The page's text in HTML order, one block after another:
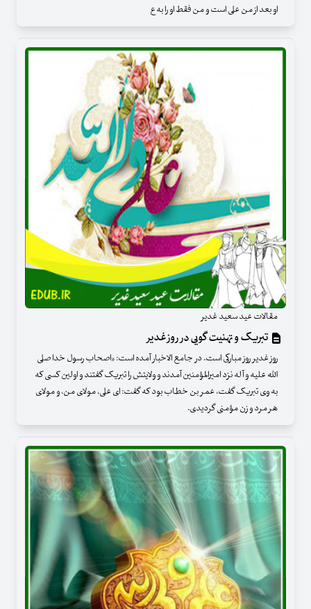
او بعد از من علی است و من فقط او را به ع
مقالات عید سعید غدیر
تبریک و تهنیت گویی در روز غدیر
روز غدیر روز مبارکی است. در جامع الاخبار آمده است: «اصحاب رسول خدا صلی
الله علیه و آله نزد امیرالمؤمنین آمدند و ولایتش را تبریک گفتند و اولین کسی که
به وی تبریک گفت، عمر بن خطاب بود که گفت: ای علی، مولای من، و مولای
هر مرد و زن مؤمنی گردیدی.